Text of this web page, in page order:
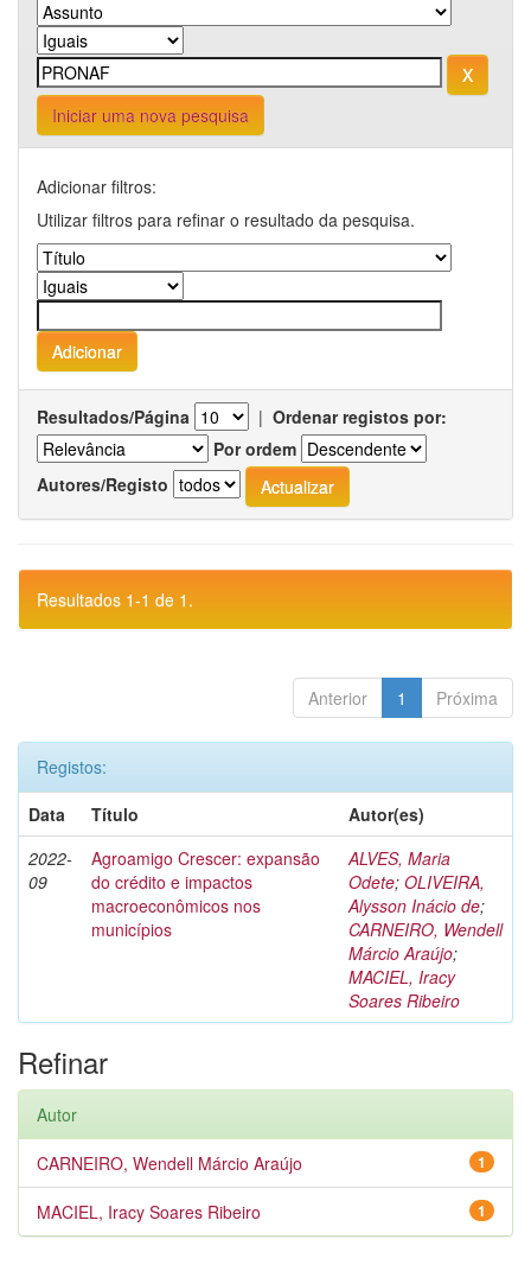
Iniciar uma nova pesquisa
Adicionar filtros:
Utilizar filtros para refinar o resultado da pesquisa.
Resultados/Página | Ordenar registos por:
Por ordem
Autores/Registo
Resultados 1-1 de 1.
Anterior 1 Próxima
Registos:
Data
Título
Autor(es)
2022-
09
Agroamigo Crescer: expansão
do crédito e impactos
macroeconômicos nos
municípios
ALVES, Maria
Odete; OLIVEIRA,
Alysson Inácio de;
CARNEIRO, Wendell
Márcio Araújo;
MACIEL, Iracy
Soares Ribeiro
Refinar
Autor
1
CARNEIRO, Wendell Márcio Araújo
1
MACIEL, Iracy Soares Ribeiro